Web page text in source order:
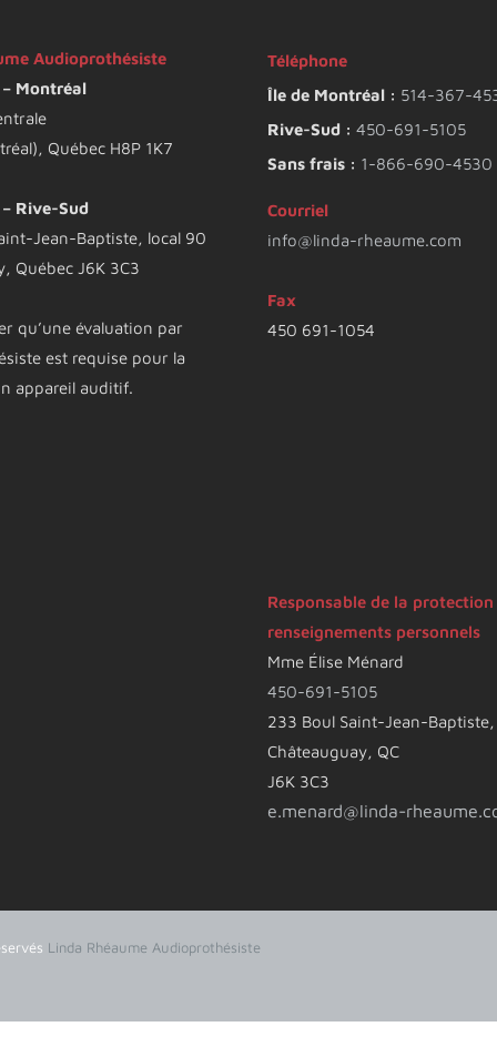
Audioprothésiste
Montréal
Québec H8P 1K7
Rive-Sud
Jean-Baptiste, local 90
Québec J6K 3C3
qu’une évaluation par
est requise pour la
appareil auditif.
Téléphone
Île de Montréal : 514-367-
Rive-Sud : 450-691-5105
Sans frais : 1-866-690-4530
Courriel
info@linda-rheaume.com
Fax
450 691-1054
Responsable de la protection
renseignements personnels
Mme Élise Ménard
450-691-5105
233 Boul Saint-Jean-
Châteauguay, QC
J6K 3C3
e.menard@linda-rheaume.
Linda Rhéaume Audioprothésiste